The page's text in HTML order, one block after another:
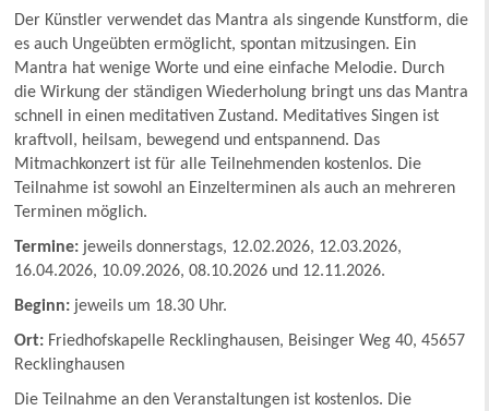
Der Künstler verwendet das Mantra als singende Kunstform, die
es auch Ungeübten ermöglicht, spontan mitzusingen. Ein
Mantra hat wenige Worte und eine einfache Melodie. Durch
die Wirkung der ständigen Wiederholung bringt uns das Mantra
schnell in einen meditativen Zustand. Meditatives Singen ist
kraftvoll, heilsam, bewegend und entspannend. Das
Mitmachkonzert ist für alle Teilnehmenden kostenlos. Die
Teilnahme ist sowohl an Einzelterminen als auch an mehreren
Terminen möglich.
Termine: jeweils donnerstags, 12.02.2026, 12.03.2026,
16.04.2026, 10.09.2026, 08.10.2026 und 12.11.2026.
Beginn: jeweils um 18.30 Uhr.
Ort: Friedhofskapelle Recklinghausen, Beisinger Weg 40, 45657
Recklinghausen
Die Teilnahme an den Veranstaltungen ist kostenlos. Die